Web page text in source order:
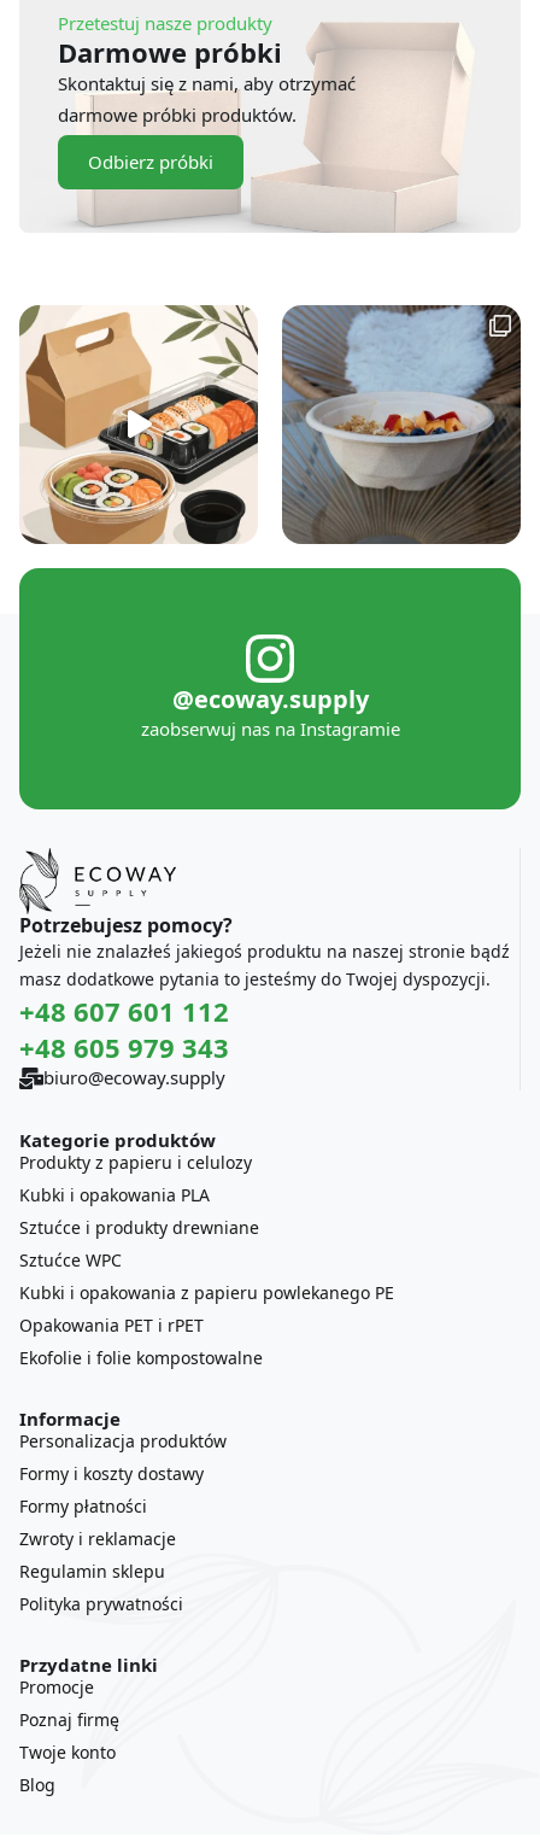
Przetestuj nasze produkty
Darmowe próbki
Skontaktuj się z nami, aby otrzymać
darmowe próbki produktów.
Odbierz próbki
@ecoway.supply
zaobserwuj nas na Instagramie
Potrzebujesz pomocy?
Jeżeli nie znalazłeś jakiegoś produktu na naszej stronie bądź
masz dodatkowe pytania to jesteśmy do Twojej dyspozycji.
+48 607 601 112
+48 605 979 343
biuro@ecoway.supply
Kategorie produktów
Produkty z papieru i celulozy
Kubki i opakowania PLA
Sztućce i produkty drewniane
Sztućce WPC
Kubki i opakowania z papieru powlekanego PE
Opakowania PET i rPET
Ekofolie i folie kompostowalne
Informacje
Personalizacja produktów
Formy i koszty dostawy
Formy płatności
Zwroty i reklamacje
Regulamin sklepu
Polityka prywatności
Przydatne linki
Promocje
Poznaj firmę
Twoje konto
Blog